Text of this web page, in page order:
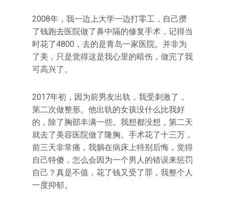
2008年，我一边上大学一边打零工，自己攒
了钱跑去医院做了鼻中隔的修复手术，记得当
时花了4800，去的是青岛一家医院。并非为
了美，只是觉得这是我心里的暗伤，做完了我
可高兴了。
2017年初，因为前男友出轨，我受刺激了，
第二次做整形。他出轨的女孩没什么比我好
的，除了胸部丰满一些。我想都没想，第二天
就去了美容医院做了隆胸。手术花了十三万，
前三天非常痛，我躺在病床上特别后悔，觉得
自己特傻，怎么会因为一个男人的错误来惩罚
自己？真是不值，花了钱又受了罪，我整个人
一度抑郁。